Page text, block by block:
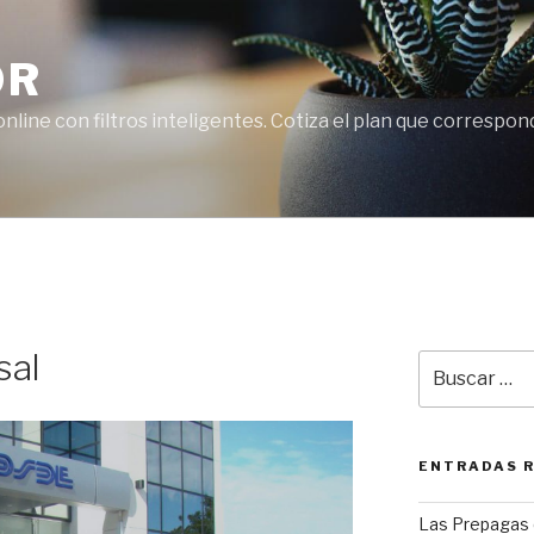
con filtros inteligentes. Cotiza el plan que
por:
ENTRADAS
Las Prepagas